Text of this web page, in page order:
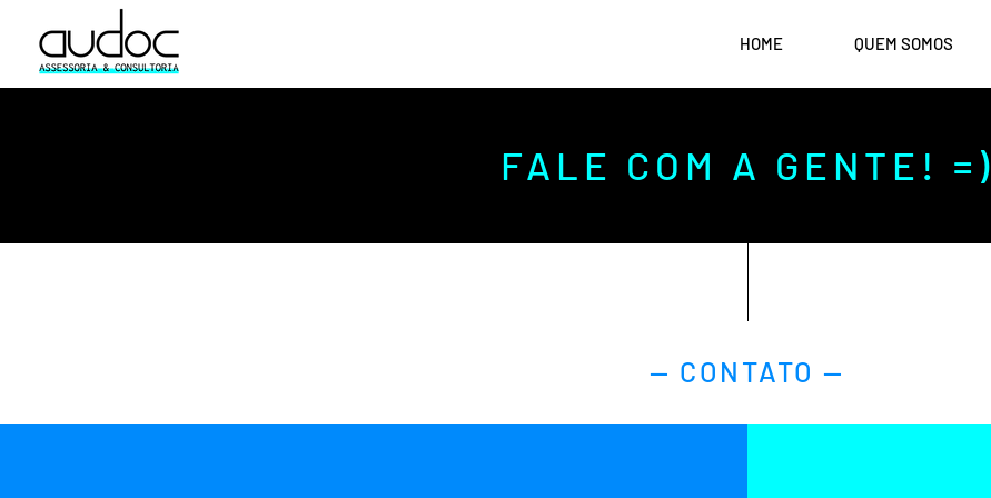
HOME QUEM SOMOS
FALE COM A GENTE! =)
— CONTATO —